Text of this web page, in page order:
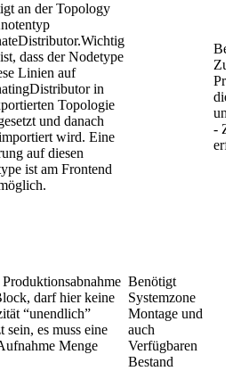
an der Topology
dass der Nodetype
Linien auf
in
Topologie
und danach
wird. Eine
auf diesen
ist am Frontend
-
darf hier keine
“unendlich”
sein, es muss eine
Menge
Benötigt
Systemzone
Montage und
auch
Verfügbaren
Bestand